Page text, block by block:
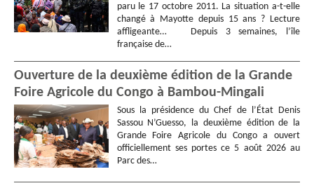
paru le 17 octobre 2011. La situation a-t-elle
changé à Mayotte depuis 15 ans ? Lecture
affligeante… Depuis 3 semaines, l’île
française de…
Ouverture de la deuxième édition de la Grande
Foire Agricole du Congo à Bambou-Mingali
Sous la présidence du Chef de l’État Denis
Sassou N’Guesso, la deuxième édition de la
Grande Foire Agricole du Congo a ouvert
officiellement ses portes ce 5 août 2026 au
Parc des…